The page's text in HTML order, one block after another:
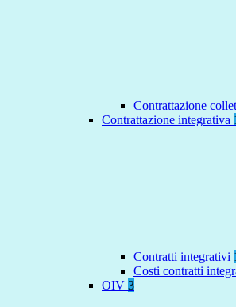
Contrattazione
Contrattazione integrativa
Contratti integrativi
Costi contratti
OIV 3